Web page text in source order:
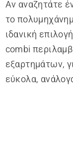
Αν αναζητάτε
το
ιδανική
combi
εξαρτημάτων,
εύκολα,